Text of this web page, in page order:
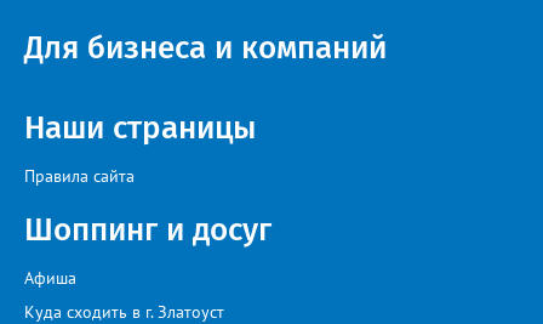
Для бизнеса и компаний
Наши страницы
Правила сайта
Шоппинг и досуг
Афиша
Куда сходить в г. Златоуст